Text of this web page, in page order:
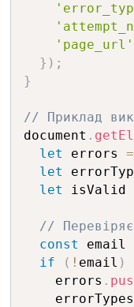
'page_url'
} ) ;
}
// Приклад
document .
let errors =
let
let isValid
//
const email
if
( ! email )
    errors
.
    errorTypes